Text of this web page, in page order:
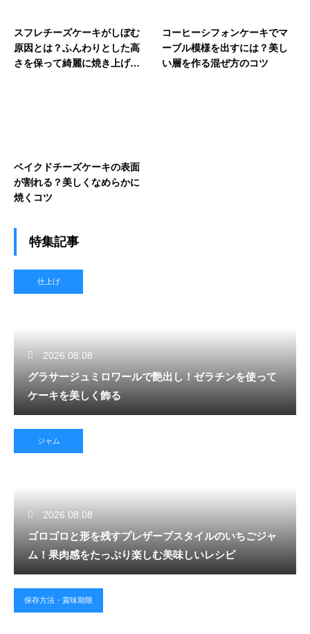
スフレチーズケーキがしぼむ
原因とは？ふんわりとした高
さを保って綺麗に焼き上げる
コーヒーシフォンケーキでマ
ーブル模様を出すには？美し
い層を作る混ぜ方のコツ
ベイクドチーズケーキの表面
が割れる？美しくなめらかに
焼くコツ
特集記事
仕上げ
2026.08.08
グラサージュミロワールで艶出し！ゼラチンを使って
ケーキを美しく飾る
ジャム
2026.08.08
ゴロゴロと形を残すプレザーブスタイルのいちごジャ
ム！果肉感をたっぷり楽しむ美味しいレシピ
保存方法・賞味期限